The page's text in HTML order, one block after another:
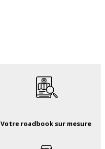
Votre roadbook sur mesure